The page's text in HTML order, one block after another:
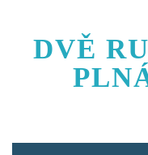
content
DVĚ